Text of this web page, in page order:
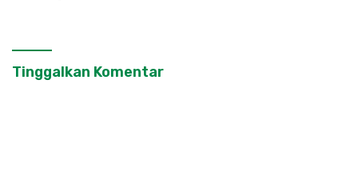
Tinggalkan Komentar